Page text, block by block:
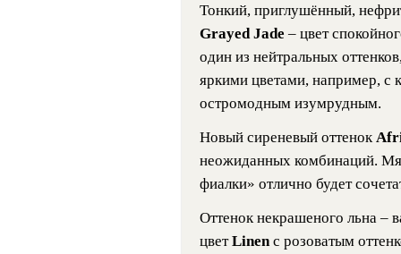
Тонкий, приглушённый,
Grayed Jade – цвет
один из нейтральных
яркими цветами, например, с
остромодным изумрудным.
Новый сиреневый оттенок
неожиданных комбинаций.
фиалки» отлично будет
Оттенок некрашеного льна –
цветLinenс розоватым